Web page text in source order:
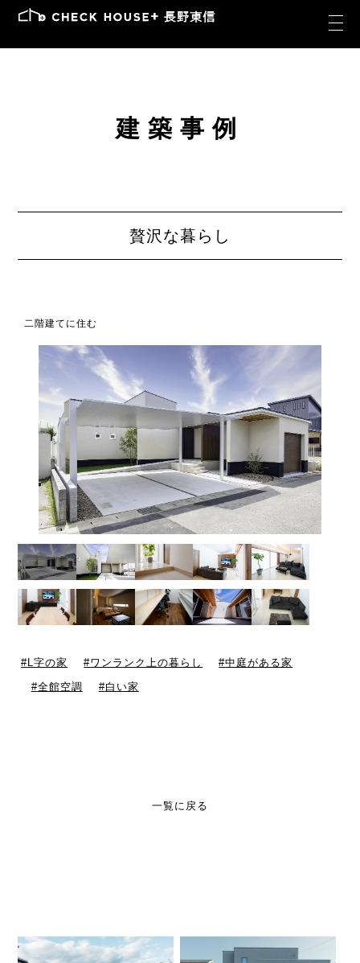
建築事例
贅沢な暮らし
二階建てに住む
L字の家 ワンランク上の暮らし 中庭がある家
全館空調 白い家
一覧に戻る